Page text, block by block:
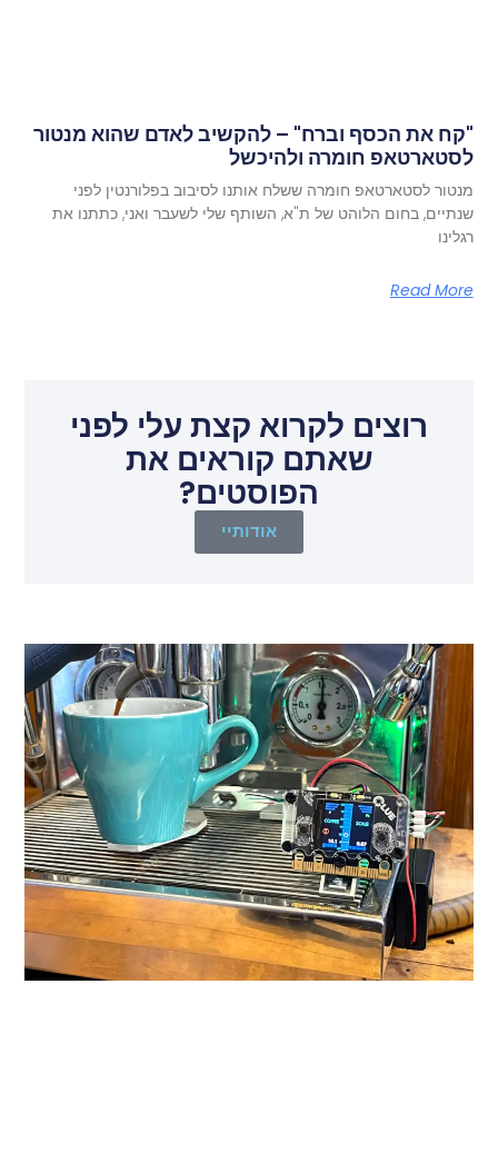
"קח את הכסף וברח" – להקשיב לאדם שהוא מנטור
לסטארטאפ חומרה ולהיכשל
מנטור לסטארטאפ חומרה ששלח אותנו לסיבוב בפלורנטין לפני
שנתיים, בחום הלוהט של ת"א, השותף שלי לשעבר ואני, כתתנו את
רגלינו
Read More
רוצים לקרוא קצת עלי לפני
שאתם קוראים את
הפוסטים?
אודותיי